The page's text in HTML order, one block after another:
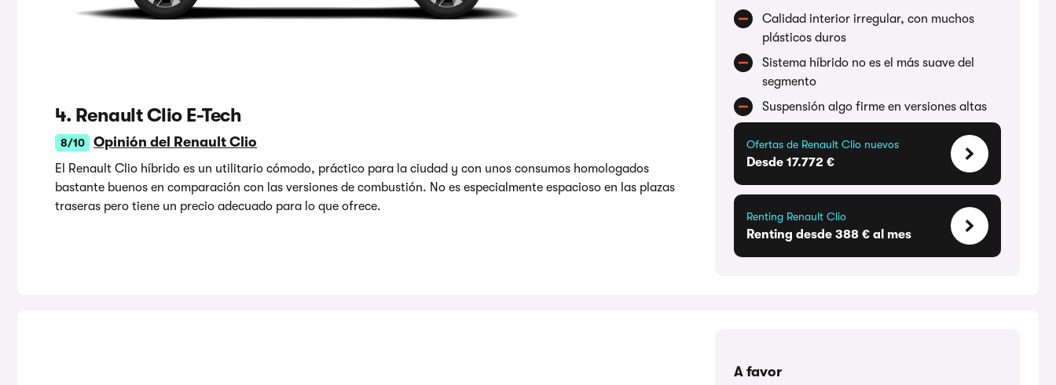
4. Renault Clio E-Tech
8/10 Opinión del Renault Clio
El Renault Clio híbrido es un utilitario cómodo, práctico para la ciudad y con unos consumos homologados
bastante buenos en comparación con las versiones de combustión. No es especialmente espacioso en las plazas
traseras pero tiene un precio adecuado para lo que ofrece.
Calidad interior irregular, con muchos
plásticos duros
Sistema híbrido no es el más suave del
segmento
Suspensión algo firme en versiones altas
Ofertas de Renault Clio nuevos
Desde 17.772 €
Renting Renault Clio
Renting desde 388 € al mes
A favor